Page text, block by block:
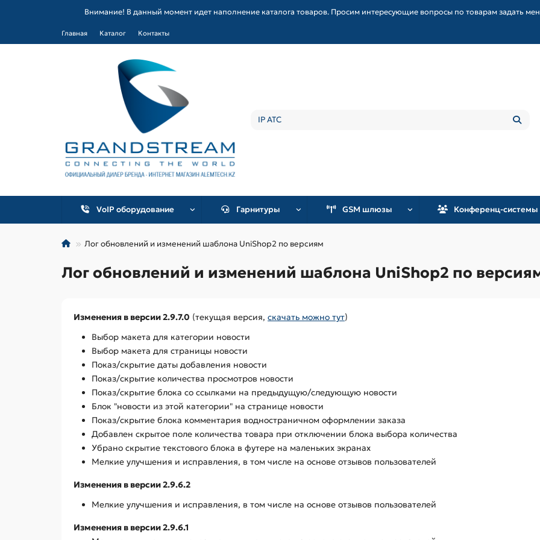
Внимание! В данный момент идет наполнение каталога товаров. Просим интересующие вопросы по товарам задать
Главная Каталог Контакты
VoIP оборудование Гарнитуры GSM шлюзы Конференц-системы
Лог обновлений и изменений шаблона UniShop2 по версиям
Лог обновлений и изменений шаблона UniShop2 по
Изменения в версии 2.9.7.0 (текущая версия, скачать можно тут)
Выбор макета для категории новости
Выбор макета для страницы новости
Показ/скрытие даты добавления новости
Показ/скрытие количества просмотров новости
Показ/скрытие блока со ссылками на предыдущую/следующую новости
Блок "новости из этой категории" на странице новости
Показ/скрытие блока комментария водностраничном оформлении заказа
Добавлен скрытое поле количества товара при отключении блока выбора количества
Убрано скрытие текстового блока в футере на маленьких экранах
Мелкие улучшения и исправления, в том числе на основе отзывов пользователей
Изменения в версии 2.9.6.2
Мелкие улучшения и исправления, в том числе на основе отзывов пользователей
Изменения в версии 2.9.6.1